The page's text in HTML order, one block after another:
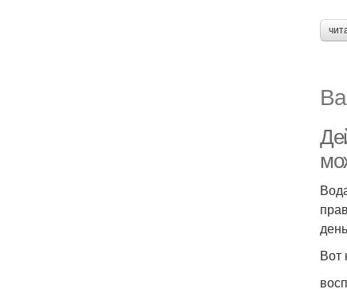
Вот